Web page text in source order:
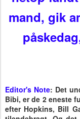
mand, gik
Editor's Note: Det
Bibi, er de 2 eneste
efter Hopkins, Bill